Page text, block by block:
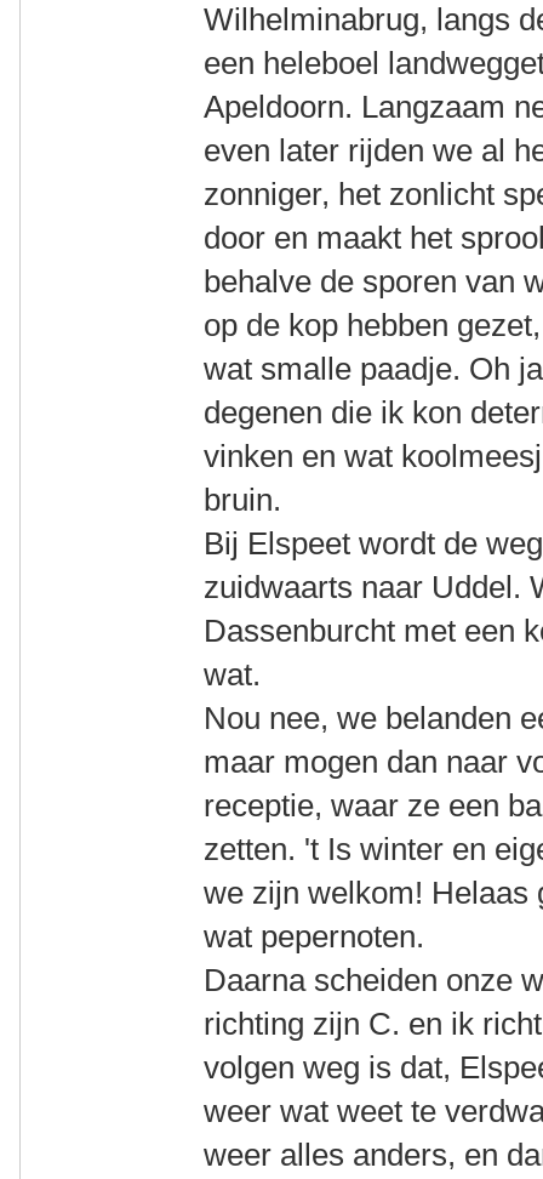
Wilhelminabrug, langs
een heleboel
Apeldoorn. Langzaam
even later rijden we al
zonniger, het zonlicht
door en maakt het
behalve de sporen van
op de kop hebben
wat smalle paadje. Oh
degenen die ik kon
vinken en wat
bruin.
Bij Elspeet wordt de
zuidwaarts naar Uddel.
Dassenburcht met een
wat.
Nou nee, we belanden
maar mogen dan naar
receptie, waar ze een
zetten. 't Is winter en
we zijn welkom! Helaas
wat pepernoten.
Daarna scheiden onze
richting zijn C. en ik
volgen weg is dat,
weer wat weet te
weer alles anders, en